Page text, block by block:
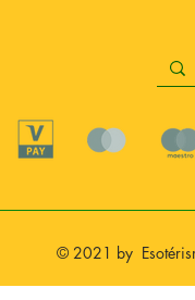
© 2021 by